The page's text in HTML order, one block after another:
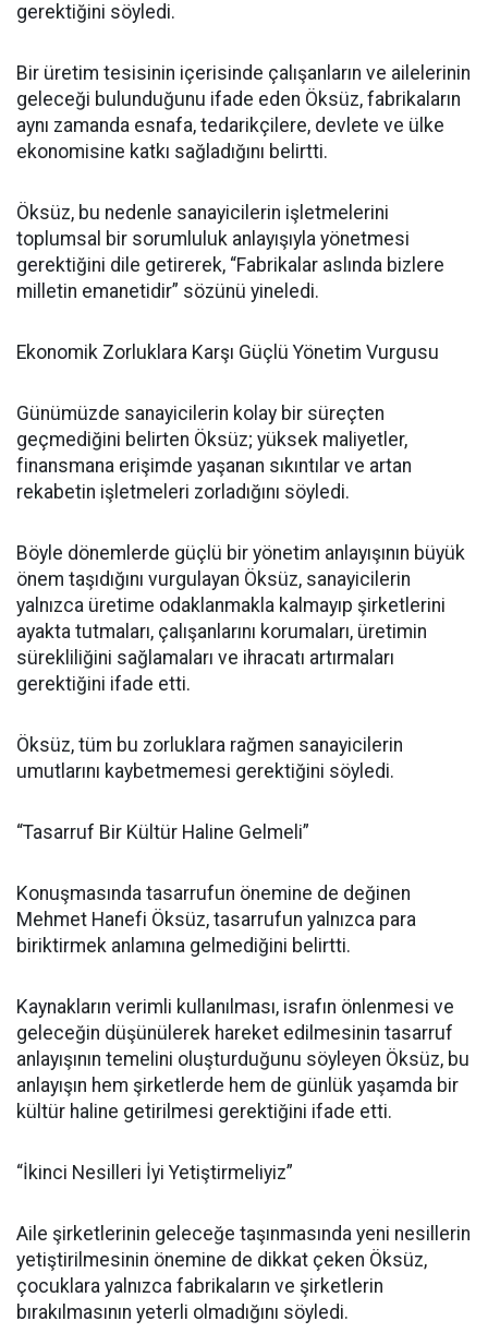
gerektiğini söyledi.
Bir üretim tesisinin içerisinde çalışanların ve ailelerinin
geleceği bulunduğunu ifade eden Öksüz, fabrikaların
aynı zamanda esnafa, tedarikçilere, devlete ve ülke
ekonomisine katkı sağladığını belirtti.
Öksüz, bu nedenle sanayicilerin işletmelerini
toplumsal bir sorumluluk anlayışıyla yönetmesi
gerektiğini dile getirerek, “Fabrikalar aslında bizlere
milletin emanetidir” sözünü yineledi.
Ekonomik Zorluklara Karşı Güçlü Yönetim Vurgusu
Günümüzde sanayicilerin kolay bir süreçten
geçmediğini belirten Öksüz; yüksek maliyetler,
finansmana erişimde yaşanan sıkıntılar ve artan
rekabetin işletmeleri zorladığını söyledi.
Böyle dönemlerde güçlü bir yönetim anlayışının büyük
önem taşıdığını vurgulayan Öksüz, sanayicilerin
yalnızca üretime odaklanmakla kalmayıp şirketlerini
ayakta tutmaları, çalışanlarını korumaları, üretimin
sürekliliğini sağlamaları ve ihracatı artırmaları
gerektiğini ifade etti.
Öksüz, tüm bu zorluklara rağmen sanayicilerin
umutlarını kaybetmemesi gerektiğini söyledi.
“Tasarruf Bir Kültür Haline Gelmeli”
Konuşmasında tasarrufun önemine de değinen
Mehmet Hanefi Öksüz, tasarrufun yalnızca para
biriktirmek anlamına gelmediğini belirtti.
Kaynakların verimli kullanılması, israfın önlenmesi ve
geleceğin düşünülerek hareket edilmesinin tasarruf
anlayışının temelini oluşturduğunu söyleyen Öksüz, bu
anlayışın hem şirketlerde hem de günlük yaşamda bir
kültür haline getirilmesi gerektiğini ifade etti.
“İkinci Nesilleri İyi Yetiştirmeliyiz”
Aile şirketlerinin geleceğe taşınmasında yeni nesillerin
yetiştirilmesinin önemine de dikkat çeken Öksüz,
çocuklara yalnızca fabrikaların ve şirketlerin
bırakılmasının yeterli olmadığını söyledi.